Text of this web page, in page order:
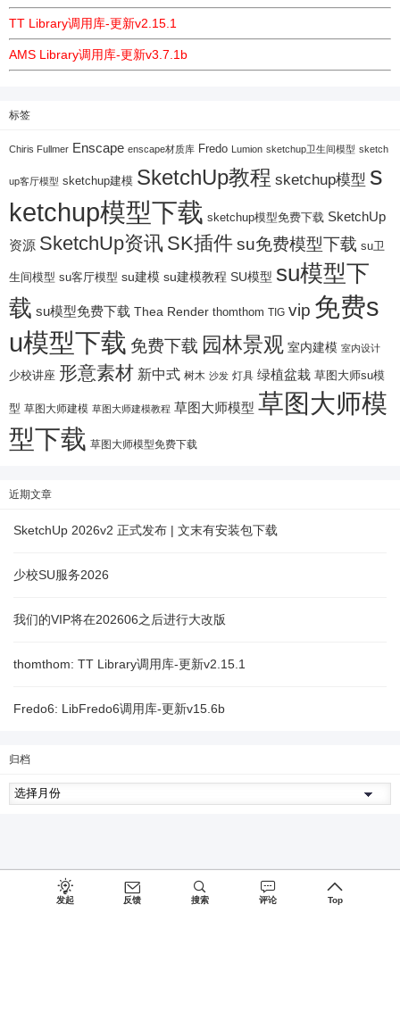
TT Library调用库-更新v2.15.1
AMS Library调用库-更新v3.7.1b
标签
Chiris Fullmer Enscape enscape材质库 Fredo Lumion sketchup卫生间模型 sketch
up客厅模型 sketchup建模 SketchUp教程 sketchup模型 s
ketchup模型下载 sketchup模型免费下载 SketchUp
资源 SketchUp资讯 SK插件su免费模型下载 su卫
生间模型 su客厅模型 su建模 su建模教程 SU模型 su模型下
载 su模型免费下载 Thea Render thomthom TIG vip 免费s
u模型下载 免费下载 园林景观 室内建模 室内设计
少校讲座 形意素材 新中式 树木 沙发 灯具 绿植盆栽 草图大师su模
型 草图大师建模 草图大师建模教程 草图大师模型 草图大师模
型下载 草图大师模型免费下载
近期文章
SketchUp 2026v2 正式发布 | 文末有安装包下载
少校SU服务2026
我们的VIP将在202606之后进行大改版
thomthom: TT Library调用库-更新v2.15.1
Fredo6: LibFredo6调用库-更新v15.6b
归档
发起 反馈 搜索 评论 Top